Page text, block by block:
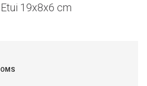
19x8x6 cm